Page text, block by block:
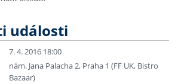
události
7. 4. 2016 18:00
nám. Jana Palacha 2, Praha 1 (FF UK, Bistro
Bazaar)